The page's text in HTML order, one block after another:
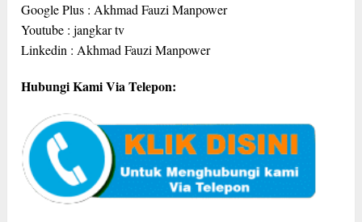
Google Plus : Akhmad Fauzi Manpower
Youtube : jangkar tv
Linkedin : Akhmad Fauzi Manpower
Hubungi Kami Via Telepon: